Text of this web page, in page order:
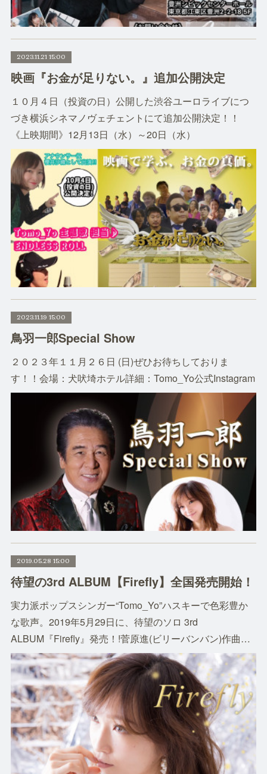
2023.11.21 15:00
映画『お金が足りない。』追加公開決定
１０月４日（投資の日）公開した渋谷ユーロライブにつ
づき横浜シネマノヴェチェントにて追加公開決定！！
《上映期間》12月13日（水）～20日（水）
2023.11.19 15:00
鳥羽一郎Special Show
２０２３年１１月２６日 (日)ぜひお待ちしておりま
す！！会場：犬吠埼ホテル詳細：Tomo_Yo公式Instagram
2019.05.28 15:00
待望の3rd ALBUM【Firefly】全国発売開始！
実力派ポップスシンガー“Tomo_Yo”ハスキーで色彩豊か
な歌声。2019年5月29日に、待望のソロ 3rd
ALBUM『Firefly』発売！!菅原進(ビリーバンバン)作曲…